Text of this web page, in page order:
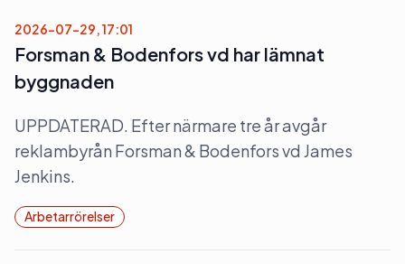
2026-07-29, 17:01
Forsman & Bodenfors vd har lämnat
byggnaden
UPPDATERAD. Efter närmare tre år avgår
reklambyrån Forsman & Bodenfors vd James
Jenkins.
Arbetarrörelser